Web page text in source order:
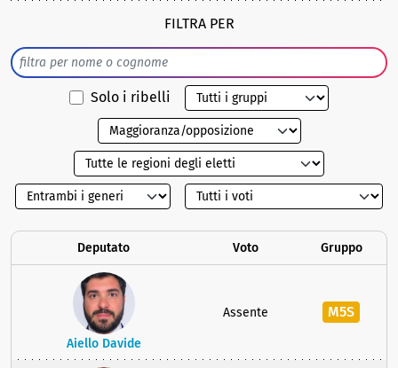
FILTRA PER
Solo i ribelli
Deputato Voto Gruppo
Aiello Davide
Assente M5S